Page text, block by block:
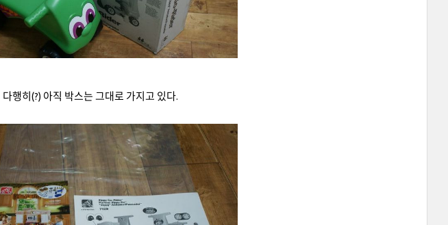
다행히(?) 아직 박스는 그대로 가지고 있다.